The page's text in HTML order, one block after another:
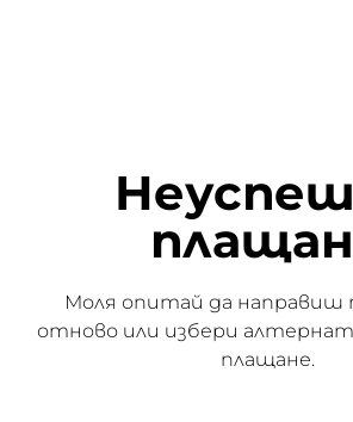
Моля опитай да
отново или избери
плащане.